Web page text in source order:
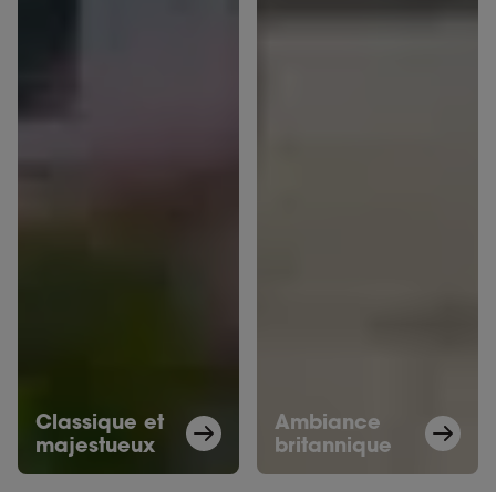
Classique et
majestueux
Ambiance
britannique